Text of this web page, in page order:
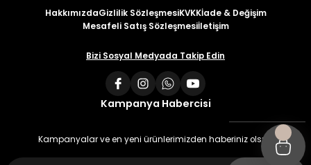
HakkımızdaGizlilik SözleşmesiKVKKİade & Değişim
Mesafeli Satış Sözleşmesiİletişim
Bizi Sosyal Medyada Takip Edin
Kampanya Habercisi
Kampanyalar ve en yeni ürünlerimizden haberiniz olsun